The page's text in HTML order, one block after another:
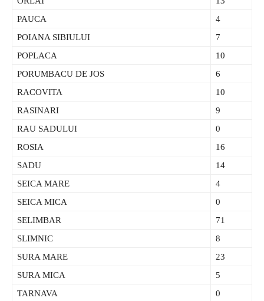
PAUCA
4
POIANA SIBIULUI
7
POPLACA
10
PORUMBACU DE JOS
6
RACOVITA
10
RASINARI
9
RAU SADULUI
0
ROSIA
16
SADU
14
SEICA MARE
4
SEICA MICA
0
SELIMBAR
71
SLIMNIC
8
SURA MARE
23
SURA MICA
5
TARNAVA
0